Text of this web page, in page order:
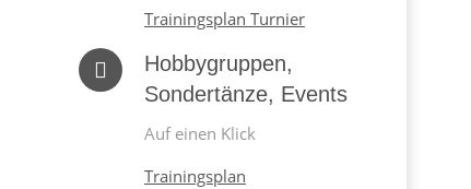
Trainingsplan Turnier
Hobbygruppen,
Sondertänze, Events
Auf einen Klick
Trainingsplan